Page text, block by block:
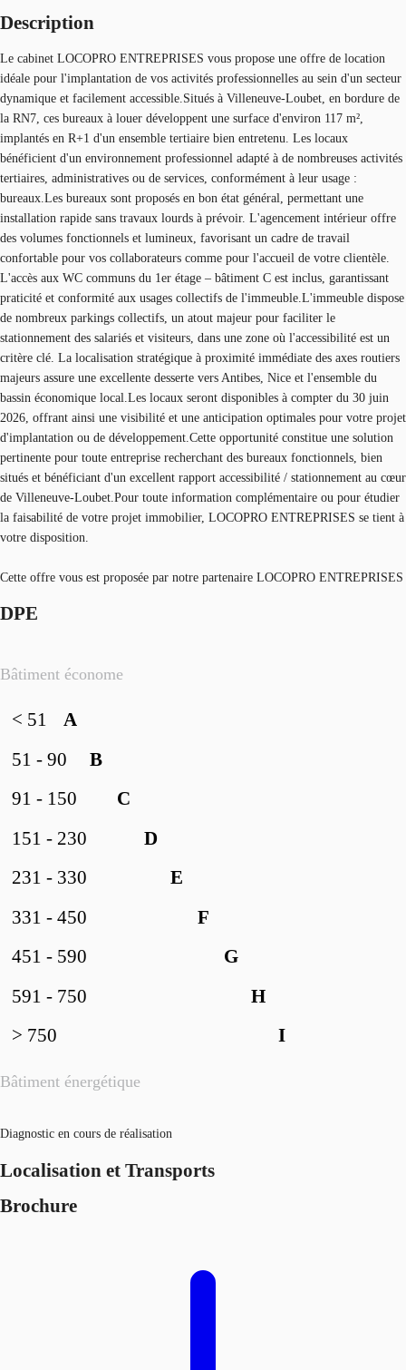
Description
Le cabinet LOCOPRO ENTREPRISES vous propose une offre de location
idéale pour l'implantation de vos activités professionnelles au sein d'un secteur
dynamique et facilement accessible.Situés à Villeneuve-Loubet, en bordure de
la RN7, ces bureaux à louer développent une surface d'environ 117 m²,
implantés en R+1 d'un ensemble tertiaire bien entretenu. Les locaux
bénéficient d'un environnement professionnel adapté à de nombreuses activités
tertiaires, administratives ou de services, conformément à leur usage :
bureaux.Les bureaux sont proposés en bon état général, permettant une
installation rapide sans travaux lourds à prévoir. L'agencement intérieur offre
des volumes fonctionnels et lumineux, favorisant un cadre de travail
confortable pour vos collaborateurs comme pour l'accueil de votre clientèle.
L'accès aux WC communs du 1er étage – bâtiment C est inclus, garantissant
praticité et conformité aux usages collectifs de l'immeuble.L'immeuble dispose
de nombreux parkings collectifs, un atout majeur pour faciliter le
stationnement des salariés et visiteurs, dans une zone où l'accessibilité est un
critère clé. La localisation stratégique à proximité immédiate des axes routiers
majeurs assure une excellente desserte vers Antibes, Nice et l'ensemble du
bassin économique local.Les locaux seront disponibles à compter du 30 juin
2026, offrant ainsi une visibilité et une anticipation optimales pour votre projet
d'implantation ou de développement.Cette opportunité constitue une solution
pertinente pour toute entreprise recherchant des bureaux fonctionnels, bien
situés et bénéficiant d'un excellent rapport accessibilité / stationnement au cœur
de Villeneuve-Loubet.Pour toute information complémentaire ou pour étudier
la faisabilité de votre projet immobilier, LOCOPRO ENTREPRISES se tient à
votre disposition.
Cette offre vous est proposée par notre partenaire LOCOPRO ENTREPRISES
DPE
Bâtiment économe
Bâtiment énergétique
A
< 51
B
51 - 90
C
91 - 150
D
151 - 230
E
231 - 330
F
331 - 450
G
451 - 590
H
591 - 750
I
> 750
Diagnostic en cours de réalisation
Localisation et Transports
Brochure